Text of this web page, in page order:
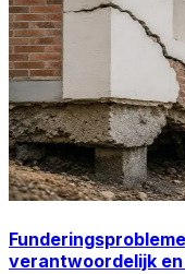
verantwoordelijk